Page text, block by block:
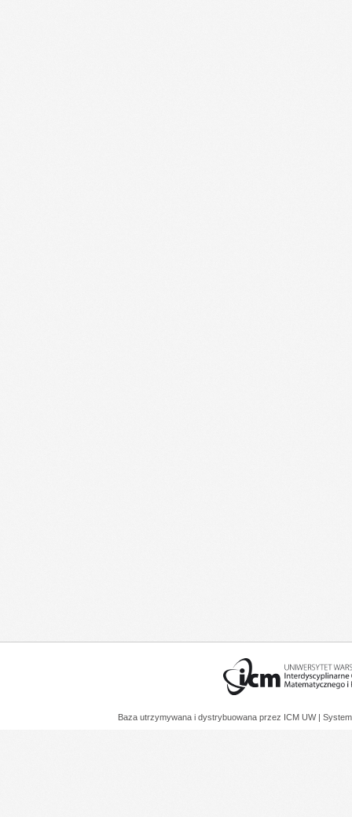
Baza utrzymywana i dystrybuowana przez ICM UW |